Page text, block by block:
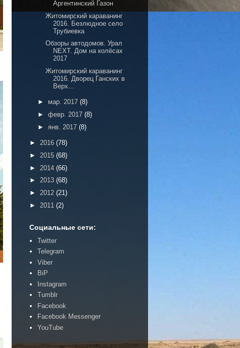
Аргентинский Газон
Житомирский караванинг
2016. Безлюдное село
Трубиевка
Обзоры автодомов. Урал
NEXT. Дом на колёсах
2017
Житомирский караванинг
2016. Дворец Ганских в
Верх...
► мар. 2017 (8)
► февр. 2017 (8)
► янв. 2017 (8)
► 2016 (78)
► 2015 (68)
► 2014 (66)
► 2013 (68)
► 2012 (21)
► 2011 (2)
Социальные сети:
Twitter
Telegram
Viber
BiP
Instagram
Tumblr
Facebook
Facebook Messenger
YouTube